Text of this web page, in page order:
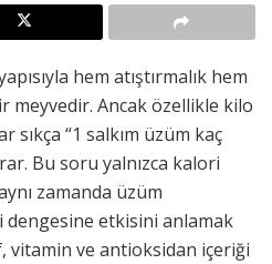
hem atıştırmalık hem
meyvedir. Ancak özellikle kilo
sıkça “1 salkım üzüm kaç
Bu soru yalnızca kalori
zamanda üzüm
etkisini anlamak
vitamin ve antioksidan içeriği